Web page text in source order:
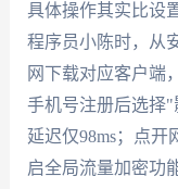
具体操作其实比设
程序员小陈时，从
网下载对应客户端
手机号注册后选择
延迟仅98ms；点
启全局流量加密功